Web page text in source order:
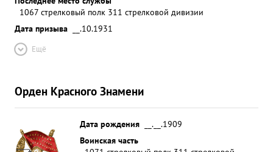
1067 стрелковый полк 311 стрелковой дивизии
Дата призыва
__.10.1931
Ещё
Орден Красного Знамени
Дата рождения
__.__.1909
Воинская часть